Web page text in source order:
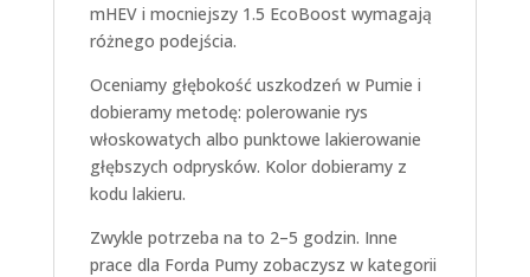
mHEV i mocniejszy 1.5 EcoBoost wymagają
różnego podejścia.
Oceniamy głębokość uszkodzeń w Pumie i
dobieramy metodę: polerowanie rys
włoskowatych albo punktowe lakierowanie
głębszych odprysków. Kolor dobieramy z
kodu lakieru.
Zwykle potrzeba na to 2–5 godzin. Inne
prace dla Forda Pumy zobaczysz w kategorii